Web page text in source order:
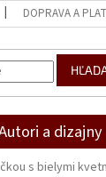
DOPRAVA A
a dizajny
s bielymi